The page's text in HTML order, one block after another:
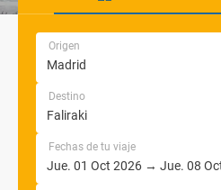
Origen
Destino
Fechas de tu viaje